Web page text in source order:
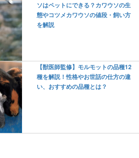
ソはペットにできる？カワウソの生
態やコツメカワウソの値段・飼い方
を解説
【獣医師監修】モルモットの品種12
種を解説！性格やお世話の仕方の違
い、おすすめの品種とは？